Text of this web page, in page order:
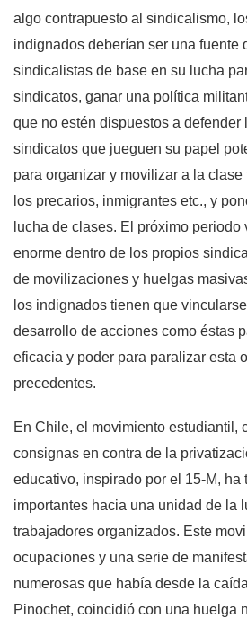
algo contrapuesto al sindicalismo,
indignados deberían ser una fuente
sindicalistas de base en su lucha
sindicatos, ganar una política
que no estén dispuestos a defender
sindicatos que jueguen su papel
para organizar y movilizar a la
los precarios, inmigrantes etc., y
lucha de clases. El próximo periodo
enorme dentro de los propios
de movilizaciones y huelgas
los indignados tienen que
desarrollo de acciones como éstas
eficacia y poder para paralizar esta
precedentes.
En Chile, el movimiento estudiantil,
consignas en contra de la
educativo, inspirado por el 15-M, ha
importantes hacia una unidad de la
trabajadores organizados. Este
ocupaciones y una serie de
numerosas que había desde la
Pinochet, coincidió con una huelga